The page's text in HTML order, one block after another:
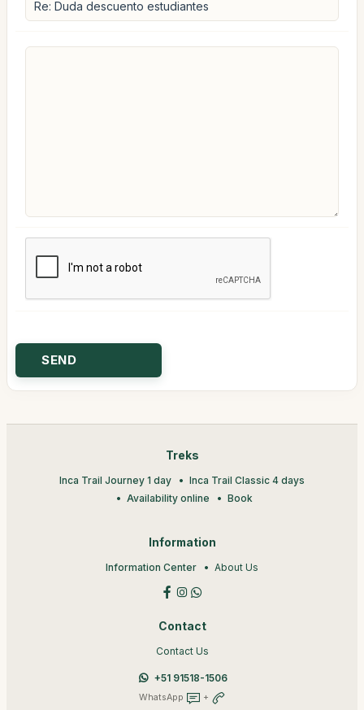
Treks
Inca Trail Journey 1 day
Inca Trail Classic 4 days
Availability online
Book
Information
Information Center About Us
Contact
Contact Us
+51 91518-1506
WhatsApp +